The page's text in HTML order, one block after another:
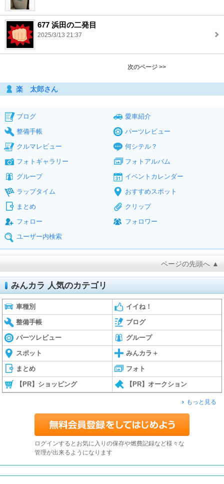
677 浜田の二発目
2025/3/13 21:37
次のページ >>
楽 太郎さん
ブログ
愛車紹介
整備手帳
パーツレビュー
クルマレビュー
何シテル？
フォトギャラリー
フォトアルバム
グループ
イベントカレンダー
ラップタイム
おすすめスポット
まとめ
クリップ
フォロー
フォロワー
ユーザー内検索
ページの先頭へ ▲
みんカラ 人気のカテゴリ
車種別 イイね！
整備手帳 ブログ
パーツレビュー グループ
スポット みんカラ＋
まとめ フォト
【PR】ショッピング 【PR】オークション
もっと見る
ログインするとお気に入りの保存や燃費記録など様々な
管理が出来るようになります